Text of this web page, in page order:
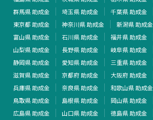
群馬県 助成金
埼玉県 助成金
千葉県 助成金
東京都 助成金
神奈川県 助成金
新潟県 助成金
富山県 助成金
石川県 助成金
福井県 助成金
山梨県 助成金
長野県 助成金
岐阜県 助成金
静岡県 助成金
愛知県 助成金
三重県 助成金
滋賀県 助成金
京都府 助成金
大阪府 助成金
兵庫県 助成金
奈良県 助成金
和歌山県 助成金
鳥取県 助成金
島根県 助成金
岡山県 助成金
広島県 助成金
山口県 助成金
徳島県 助成金